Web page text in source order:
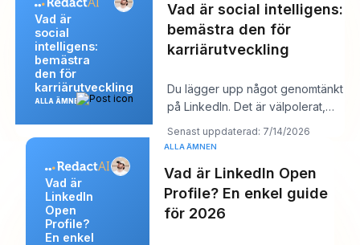
Vad är
social
intelligens:
bemästra
den för
karriärutveckling
ALLA ÄMNEN
Vad är social intelligens:
bemästra den för
karriärutveckling
Du lägger upp något genomtänkt
på LinkedIn. Det är välpolerat,
användbart och välskrivet. Några
timm
Senast uppdaterad: 7/14/2026
Vad är
LinkedIn
Open
Profile?
En enkel
ALLA ÄMNEN
Vad är LinkedIn Open
Profile? En enkel guide
för 2026